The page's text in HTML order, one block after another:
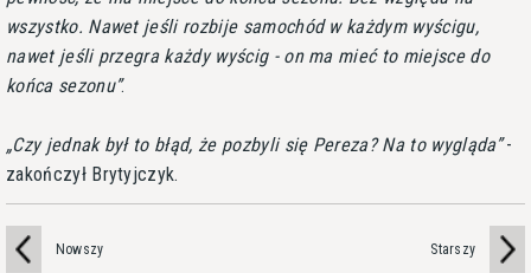
wszystko. Nawet jeśli rozbije samochód w każdym wyścigu,
nawet jeśli przegra każdy wyścig - on ma mieć to miejsce do
końca sezonu .
Czy jednak był to błąd, że pozbyli się Pereza? Na to wygląda -
zakończył Brytyjczyk.
Nowszy Starszy